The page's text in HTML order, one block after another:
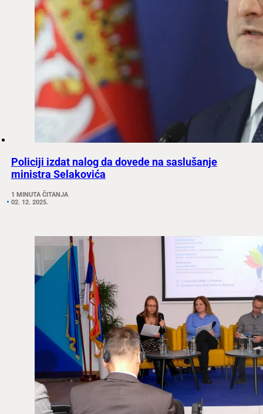
Policiji izdat nalog da dovede na saslušanje
ministra Selakovića
1 MINUTA ČITANJA
02. 12. 2025.